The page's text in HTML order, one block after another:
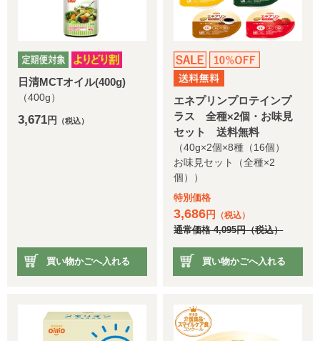
日清MCTオイル(400g)
（400g）
3,671 円 （税込）
買い物かごへ入れる
エネプリンプロテインプ
ラス 全種×2個・お味見
セット 送料無料
（40g×2個×8種（16個）
お味見セット（全種×2
個））
特別価格
3,686円 （税込）
通常価格4,095円（税込）
買い物かごへ入れる